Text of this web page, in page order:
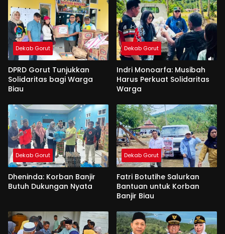
Dekab Gorut
DPRD Gorut Tunjukkan
Solidaritas bagi Warga
Biau
Dekab Gorut
Indri Monoarfa: Musibah
Harus Perkuat Solidaritas
Warga
Dekab Gorut
Dheninda: Korban Banjir
Butuh Dukungan Nyata
Dekab Gorut
Fatri Botutihe Salurkan
Bantuan untuk Korban
Banjir Biau